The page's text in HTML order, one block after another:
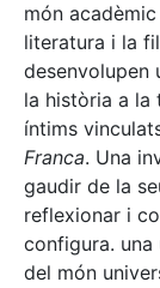
món acadèmic
literatura i la
desenvolupen
la història a la
íntims
Franca. Una
gaudir de la
reflexionar i
configura.
del món